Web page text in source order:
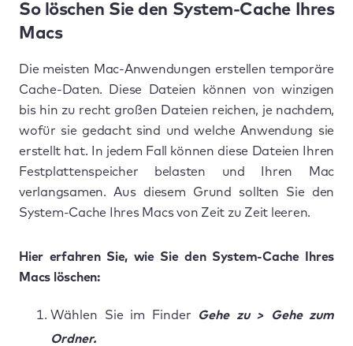
So löschen Sie den System-Cache Ihres
Macs
Die meisten Mac-Anwendungen erstellen temporäre
Cache-Daten. Diese Dateien können von winzigen
bis hin zu recht großen Dateien reichen, je nachdem,
wofür sie gedacht sind und welche Anwendung sie
erstellt hat. In jedem Fall können diese Dateien Ihren
Festplattenspeicher belasten und Ihren Mac
verlangsamen. Aus diesem Grund sollten Sie den
System-Cache Ihres Macs von Zeit zu Zeit leeren.
Hier erfahren Sie, wie Sie den System-Cache Ihres
Macs löschen:
Wählen Sie im Finder
Gehe zu > Gehe zum
Ordner.